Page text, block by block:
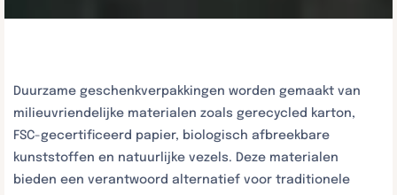
Duurzame geschenkverpakkingen worden gemaakt van
milieuvriendelijke materialen zoals gerecycled karton,
FSC-gecertificeerd papier, biologisch afbreekbare
kunststoffen en natuurlijke vezels. Deze materialen
bieden een verantwoord alternatief voor traditionele